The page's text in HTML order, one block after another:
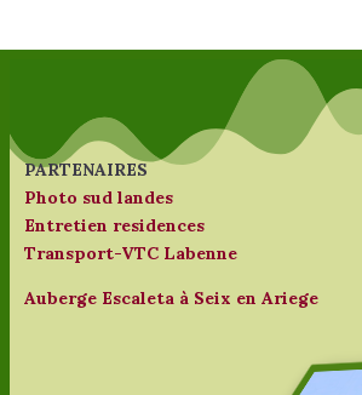
PARTENAIRES
Photo sud landes
Entretien residences
Transport-VTC Labenne
Auberge Escaleta à Seix en Ariege